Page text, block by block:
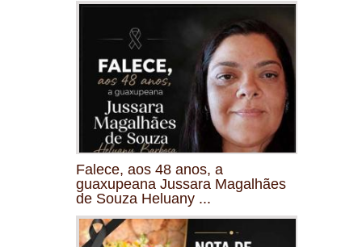
Falece, aos 48 anos, a
guaxupeana Jussara Magalhães
de Souza Heluany ...